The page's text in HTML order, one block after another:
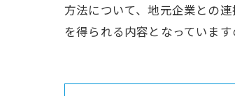
方法について、地元企業との
を得られる内容となっていま